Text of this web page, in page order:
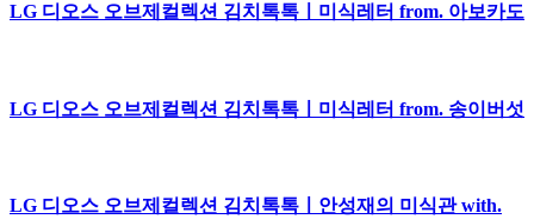
LG 디오스 오브제컬렉션 김치톡톡ㅣ미식레터 from. 아보카도
LG 디오스 오브제컬렉션 김치톡톡ㅣ미식레터 from. 송이버섯
LG 디오스 오브제컬렉션 김치톡톡ㅣ안성재의 미식관 with.